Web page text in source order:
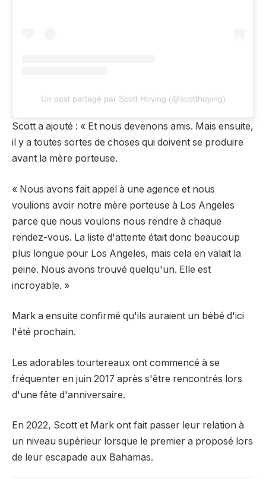
Un post partagé par Scott Hoying (@scotthoying)
Scott a ajouté : « Et nous devenons amis. Mais ensuite,
il y a toutes sortes de choses qui doivent se produire
avant la mère porteuse.
« Nous avons fait appel à une agence et nous
voulions avoir notre mère porteuse à Los Angeles
parce que nous voulons nous rendre à chaque
rendez-vous. La liste d'attente était donc beaucoup
plus longue pour Los Angeles, mais cela en valait la
peine. Nous avons trouvé quelqu'un. Elle est
incroyable. »
Mark a ensuite confirmé qu'ils auraient un bébé d'ici
l'été prochain.
Les adorables tourtereaux ont commencé à se
fréquenter en juin 2017 après s'être rencontrés lors
d'une fête d'anniversaire.
En 2022, Scott et Mark ont ​​fait passer leur relation à
un niveau supérieur lorsque le premier a proposé lors
de leur escapade aux Bahamas.